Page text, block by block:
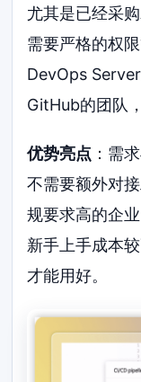
尤其是已经采
需要严格的权
DevOps
GitHub的团队
优势亮点 ：需
不需要额外对
规要求高的企
新手上手成本
才能用好。